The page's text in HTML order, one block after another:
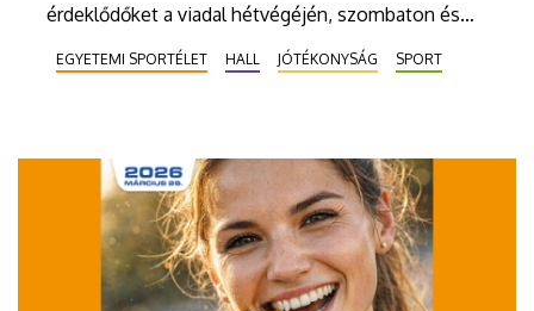
érdeklődőket a viadal hétvégéjén, szombaton és
vasárnap. A Sport és Fenntarthatósági Expo már
szombat délután elkezdődik a HALL-ban, míg
várják azokat is, akik nem szeretnének futni, de
részesei lennének ennek a lendületes, sportos
fesztiválhangulatnak.
EGYETEMI SPORTÉLET HALL JÓTÉKONYSÁG SPORT